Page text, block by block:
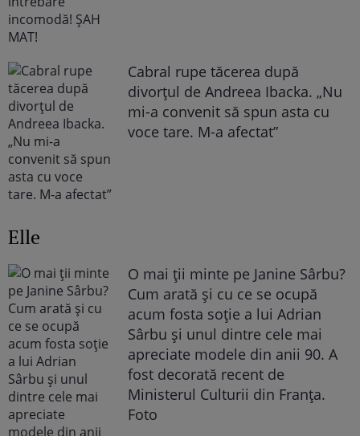
Cabral rupe tăcerea după
divorțul de Andreea Ibacka. „Nu
mi-a convenit să spun asta cu
voce tare. M-a afectat”
Elle
O mai ții minte pe Janine Sârbu?
Cum arată și cu ce se ocupă
acum fosta soție a lui Adrian
Sârbu și unul dintre cele mai
apreciate modele din anii 90. A
fost decorată recent de
Ministerul Culturii din Franța.
Foto